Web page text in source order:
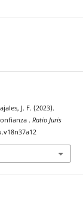
J. F. (2023).
. Ratio Juris